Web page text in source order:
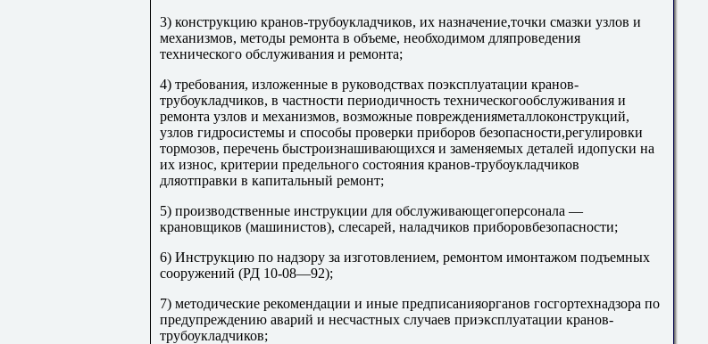
3) конструкцию кранов-трубоукладчиков, их назначение,точки смазки узлов и
механизмов, методы ремонта в объеме, необходимом дляпроведения
технического обслуживания и ремонта;
4) требования, изложенные в руководствах поэксплуатации кранов-
трубоукладчиков, в частности периодичность техническогообслуживания и
ремонта узлов и механизмов, возможные поврежденияметаллоконструкций,
узлов гидросистемы и способы проверки приборов безопасности,регулировки
тормозов, перечень быстроизнашивающихся и заменяемых деталей идопуски на
их износ, критерии предельного состояния кранов-трубоукладчиков
дляотправки в капитальный ремонт;
5) производственные инструкции для обслуживающегоперсонала —
крановщиков (машинистов), слесарей, наладчиков приборовбезопасности;
6) Инструкцию по надзору за изготовлением, ремонтом имонтажом подъемных
сооружений (РД 10-08—92);
7) методические рекомендации и иные предписанияорганов госгортехнадзора по
предупреждению аварий и несчастных случаев приэксплуатации кранов-
трубоукладчиков;